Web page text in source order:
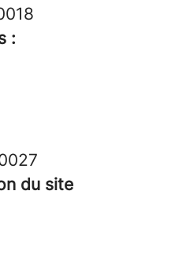
:
du site